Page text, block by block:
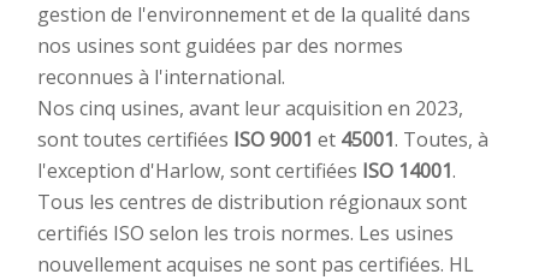
gestion de l'environnement et de la qualité dans
nos usines sont guidées par des normes
reconnues à l'international.
Nos cinq usines, avant leur acquisition en 2023,
sont toutes certifiées ISO 9001 et 45001. Toutes, à
l'exception d'Harlow, sont certifiées ISO 14001.
Tous les centres de distribution régionaux sont
certifiés ISO selon les trois normes. Les usines
nouvellement acquises ne sont pas certifiées. HL